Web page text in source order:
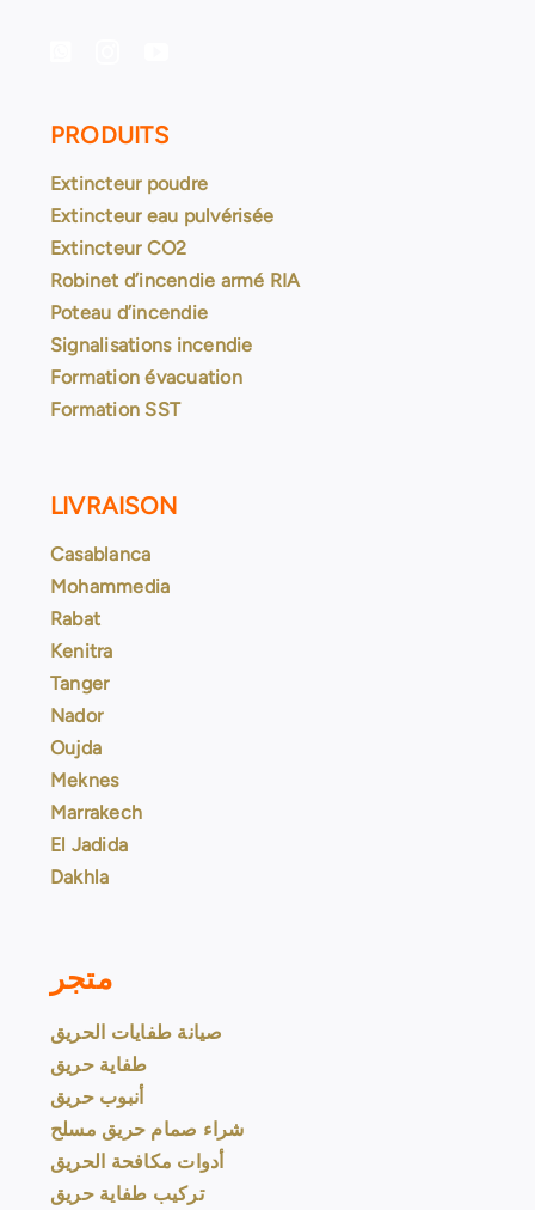
PRODUITS
Extincteur poudre
Extincteur eau pulvérisée
Extincteur CO2
Robinet d’incendie armé RIA
Poteau d’incendie
Signalisations incendie
Formation évacuation
Formation SST
LIVRAISON
Casablanca
Mohammedia
Rabat
Kenitra
Tanger
Nador
Oujda
Meknes
Marrakech
El Jadida
Dakhla
متجر
صيانة طفايات الحريق
طفاية حريق
أنبوب حريق
شراء صمام حريق مسلح
أدوات مكافحة الحريق
تركيب طفاية حريق